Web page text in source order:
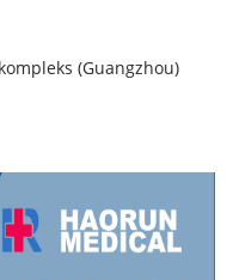
(Guangzhou)